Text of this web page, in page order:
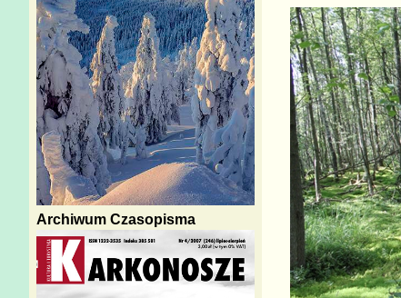
Archiwum Czasopisma